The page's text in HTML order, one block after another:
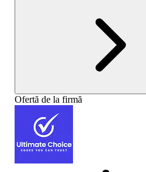
Ofertă de la firmă